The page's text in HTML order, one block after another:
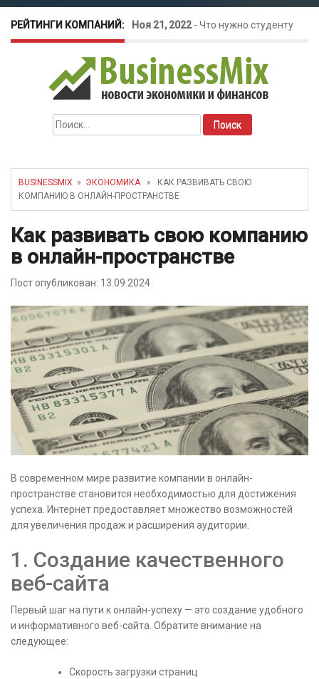
РЕЙТИНГИ КОМПАНИЙ: Ноя 21, 2022- Что нужно студенту
для открытия бизнеса?
Окт 26, 2022-Телефония для
amoCRM: лучшие инструменты для
бизнеса
как защитить свой бизнес?
Найти:
BUSINESSMIX » ЭКОНОМИКА» КАК РАЗВИВАТЬ СВОЮ
КОМПАНИЮ В ОНЛАЙН-ПРОСТРАНСТВЕ
Как развивать свою компанию
в онлайн-пространстве
Пост опубликован: 13.09.2024
В современном мире развитие компании в онлайн-
пространстве становится необходимостью для достижения
успеха. Интернет предоставляет множество возможностей
для увеличения продаж и расширения аудитории.
1. Создание качественного
веб-сайта
Первый шаг на пути к онлайн-успеху — это создание удобного
и информативного веб-сайта. Обратите внимание на
следующее:
Скорость загрузки страниц